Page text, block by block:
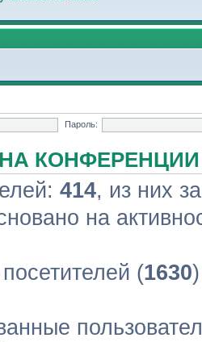
Пароль:
КОНФЕРЕНЦИИ
414, из них
на
(1630